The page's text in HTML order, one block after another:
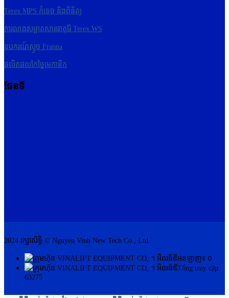
Terex MPS កំទេច និងពិនិត្យ
ការលាងសម្អាតសារធាតុរ៉ែ Terex WS
ឧបករណ៍ស្ទូច Franna
ផលិតផលកែច្នៃមេកានិក
ផែនទី
2024 រក្សាសិទ្ធិ © Nguyen Vinh New Tech Co., Ltd.
អនឡាញ៖ ០
Tổng truy cập:
63275